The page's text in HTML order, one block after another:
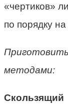
«чертиков»
по порядку
методами:
Скользящий